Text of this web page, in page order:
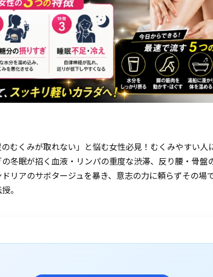
のむくみが取れない」と悩む女性必見！むくみやすい人
冬眠が招く血液・リンパの重度な渋滞、反り腰・骨盤
リアのサボタージュを暴き、意志の力に頼らずその場
。